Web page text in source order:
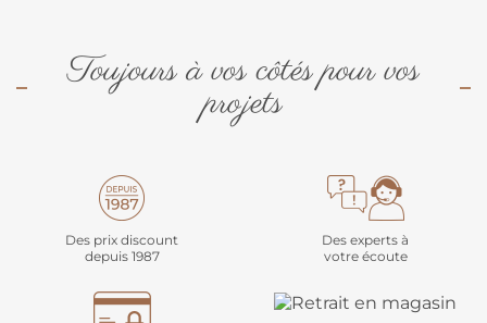
Toujours à vos côtés pour vos
projets
Des prix discount
depuis 1987
Des experts à
votre écoute